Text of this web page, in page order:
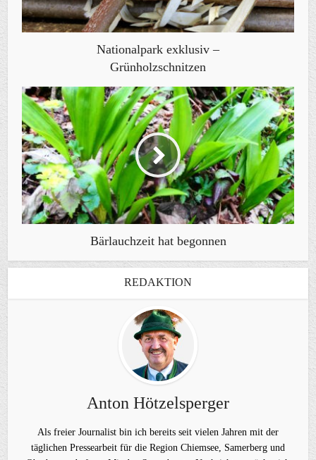
Nationalpark exklusiv –
Grünholzschnitzen
Bärlauchzeit hat begonnen
REDAKTION
Anton Hötzelsperger
Als freier Journalist bin ich bereits seit vielen Jahren mit der
täglichen Pressearbeit für die Region Chiemsee, Samerberg und